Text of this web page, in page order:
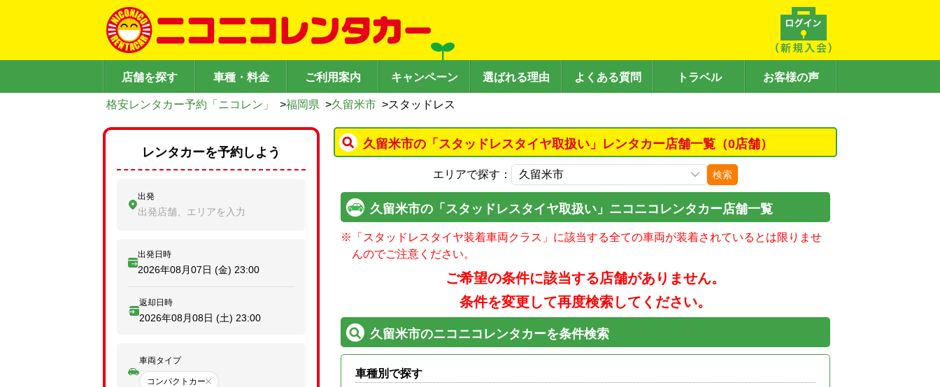
店舗を探す 車種・料金 ご利用案内 キャンペーン 選ばれる理由 よくある質問 トラベル お客様の声
格安レンタカー予約「ニコレン」 >福岡県 >久留米市 >スタッドレス
久留米市の「スタッドレスタイヤ取扱い」レンタカー店舗一覧（0店舗）
エリアで探す： 検索
久留米市の「スタッドレスタイヤ取扱い」ニコニコレンタカー店舗一覧
※
「スタッドレスタイヤ装着車両クラス」に該当する全ての車両が装着されているとは限りませ
んのでご注意ください。
ご希望の条件に該当する店舗がありません。
条件を変更して再度検索してください。
久留米市のニコニコレンタカーを条件検索
車種別で探す
レンタカーを予約しよう
出発
出発店舗、エリアを入力
出発日時
2026年08月07日 (金) 23:00
返却日時
2026年08月08日 (土) 23:00
車両タイプ
コンパクトカー